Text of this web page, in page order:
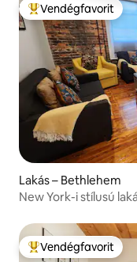
Kiemelt
Vendégfavorit
Lakás – Bethlehem
New York-i stílusú
Kiemelt vendégfavorit
Vendégfavorit